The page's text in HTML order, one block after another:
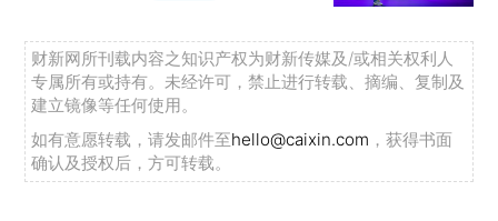
财新网所刊载内容之知识产权为财新传媒及/或相关权利人
专属所有或持有。未经许可，禁止进行转载、摘编、复制及
建立镜像等任何使用。
如有意愿转载，请发邮件至hello@caixin.com ，获得书面
确认及授权后，方可转载。